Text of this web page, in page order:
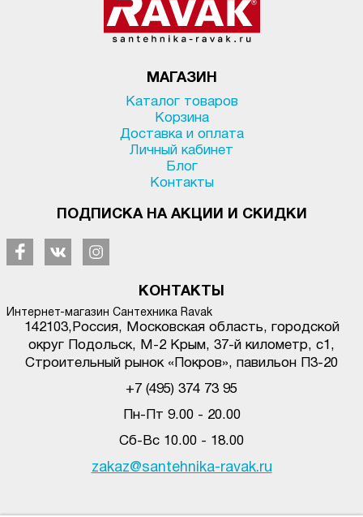
МАГАЗИН
Каталог товаров
Корзина
Доставка и оплата
Личный кабинет
Блог
Контакты
ПОДПИСКА НА АКЦИИ И СКИДКИ
КОНТАКТЫ
Интернет-магазин Сантехника Ravak
142103, Россия, Московская область, городской
округ Подольск, М-2 Крым, 37-й километр, с1 ,
Строительный рынок «Покров», павильон П3-20
+7 (495) 374 73 95
Пн-Пт 9.00 - 20.00
Сб-Вс 10.00 - 18.00
zakaz@santehnika-ravak.ru